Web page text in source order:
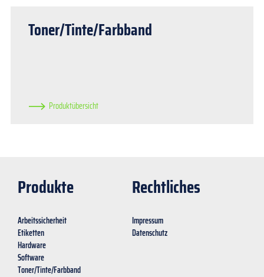
Toner/Tinte/Farbband
Produktübersicht
Produkte
Arbeitssicherheit
Etiketten
Hardware
Software
Toner/Tinte/Farbband
Rechtliches
Impressum
Datenschutz